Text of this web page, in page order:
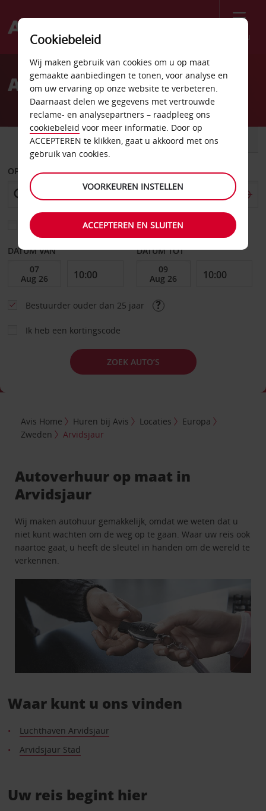
Menu
Welcome
AvisAutoverhuur Arvidsjaur
AUTO BESTELWAGEN
OPHALEN OP
Kies een ander afleverpunt
DATUM VAN DATUM TOT
Bestuurder ouder dan 25 jaar
Ik heb een kortingscode
ZOEK AUTO’S
Avis Home Huren bij Avis Locaties
Europa
Zweden
Arvidsjaur
Autoverhuur op maat in
Arvidsjaur
Wij maken autohuur gemakkelijk, omdat we weten dat u
niet kunt wachten om de weg op te gaan. Waar uw reis ook
naartoe gaat, u heeft de sleutel in handen om de wereld te
verkennen.
Waar kunt u ons vinden
Luchthaven Arvidsjaur
Arvidsjaur Stad
Uw reis begint hier
Cookiebeleid
Wij maken gebruik van cookies om u op maat
gemaakte aanbiedingen te tonen, voor analyse en
om uw ervaring op onze website te verbeteren.
Daarnaast delen we gegevens met vertrouwde
reclame- en analysepartners – raadpleeg ons
cookiebeleid voor meer informatie. Door op
ACCEPTEREN te klikken, gaat u akkoord met ons
gebruik van cookies.
VOORKEUREN INSTELLEN
ACCEPTEREN EN SLUITEN